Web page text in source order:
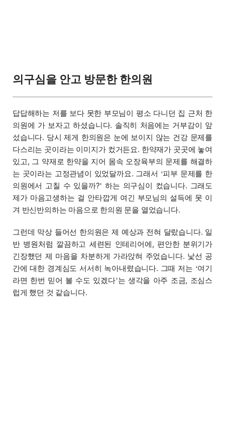
의구심을 안고 방문한 한의원
답답해하는 저를 보다 못한 부모님이 평소 다니던 집 근처 한
의원에 가 보자고 하셨습니다. 솔직히 처음에는 거부감이 앞
섰습니다. 당시 제게 한의원은 눈에 보이지 않는 건강 문제를
다스리는 곳이라는 이미지가 컸거든요. 한약재가 곳곳에 놓여
있고, 그 약재로 한약을 지어 몸속 오장육부의 문제를 해결하
는 곳이라는 고정관념이 있었달까요. 그래서 ‘피부 문제를 한
의원에서 고칠 수 있을까?’ 하는 의구심이 컸습니다. 그래도
제가 마음고생하는 걸 안타깝게 여긴 부모님의 설득에 못 이
겨 반신반의하는 마음으로 한의원 문을 열었습니다.
그런데 막상 들어선 한의원은 제 예상과 전혀 달랐습니다. 일
반 병원처럼 깔끔하고 세련된 인테리어에, 편안한 분위기가
긴장했던 제 마음을 차분하게 가라앉혀 주었습니다. 낯선 공
간에 대한 경계심도 서서히 녹아내렸습니다. 그때 저는 ‘여기
라면 한번 믿어 볼 수도 있겠다’는 생각을 아주 조금, 조심스
럽게 했던 것 같습니다.